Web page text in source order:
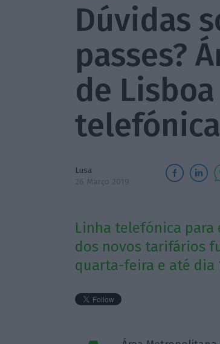
Dúvidas
passes?
de
Lusa
26 Março 2019
Linha telefónica para
dos novos tarifários
quarta-feira e até dia